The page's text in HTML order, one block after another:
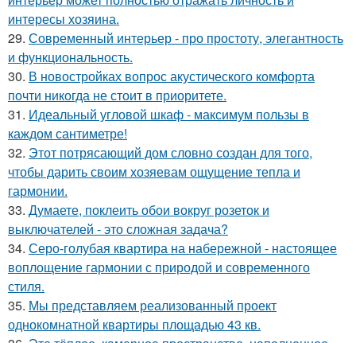
интересы хозяина.
29. Современный интерьер - про простоту, элегантность
и функциональность.
30. В новостройках вопрос акустического комфорта
почти никогда не стоит в приоритете.
31. Идеальный угловой шкаф - максимум пользы в
каждом сантиметре!
32. Этот потрясающий дом словно создан для того,
чтобы дарить своим хозяевам ощущение тепла и
гармонии.
33. Думаете, поклеить обои вокруг розеток и
выключателей - это сложная задача?
34. Серо-голубая квартира на набережной - настоящее
воплощение гармонии с природой и современного
стиля.
35. Мы представляем реализованный проект
однокомнатной квартиры площадью 43 кв.